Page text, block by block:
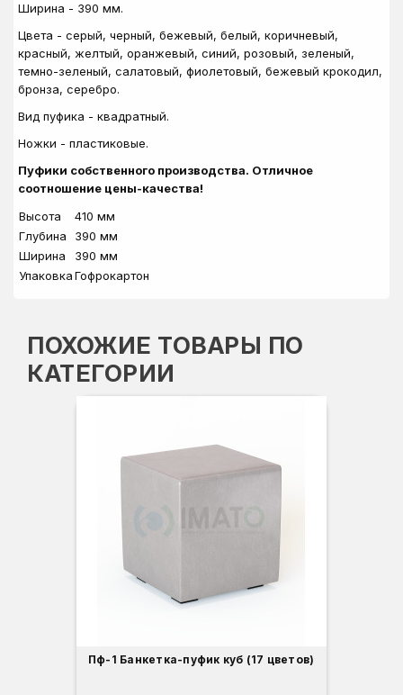
Ширина - 390 мм.
Цвета - серый, черный, бежевый, белый, коричневый,
красный, желтый, оранжевый, синий, розовый, зеленый,
темно-зеленый, салатовый, фиолетовый, бежевый крокодил,
бронза, серебро.
Вид пуфика - квадратный.
Ножки - пластиковые.
Пуфики собственного производства. Отличное
соотношение цены-качества!
Высота
410 мм
Глубина
390 мм
Ширина
390 мм
УпаковкаГофрокартон
ПОХОЖИЕ ТОВАРЫ ПО
КАТЕГОРИИ
Пф-1 Банкетка-пуфик куб (17 цветов)